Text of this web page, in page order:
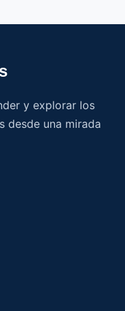
y explorar los
desde una mirada